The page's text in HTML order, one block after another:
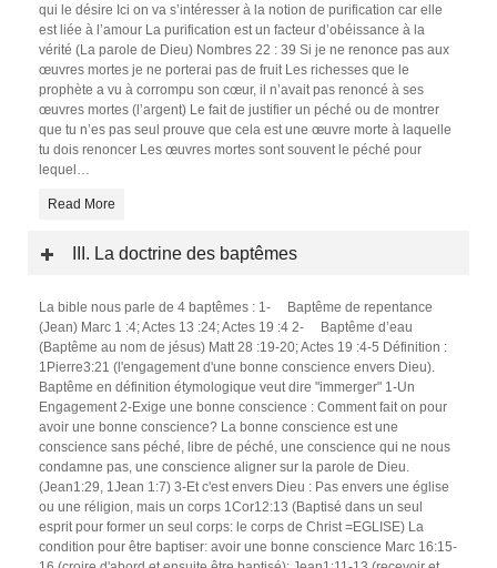
qui le désire Ici on va s’intéresser à la notion de purification car elle
est liée à l’amour La purification est un facteur d’obéissance à la
vérité (La parole de Dieu) Nombres 22 : 39 Si je ne renonce pas aux
œuvres mortes je ne porterai pas de fruit Les richesses que le
prophète a vu à corrompu son cœur, il n’avait pas renoncé à ses
œuvres mortes (l’argent) Le fait de justifier un péché ou de montrer
que tu n’es pas seul prouve que cela est une œuvre morte à laquelle
tu dois renoncer Les œuvres mortes sont souvent le péché pour
lequel…
Read More
III. La doctrine des baptêmes
La bible nous parle de 4 baptêmes : 1- Baptême de repentance
(Jean) Marc 1 :4; Actes 13 :24; Actes 19 :4 2- Baptême d’eau
(Baptême au nom de jésus) Matt 28 :19-20; Actes 19 :4-5 Définition :
1Pierre3:21 (l'engagement d'une bonne conscience envers Dieu).
Baptême en définition étymologique veut dire "immerger" 1-Un
Engagement 2-Exige une bonne conscience : Comment fait on pour
avoir une bonne conscience? La bonne conscience est une
conscience sans péché, libre de péché, une conscience qui ne nous
condamne pas, une conscience aligner sur la parole de Dieu.
(Jean1:29, 1Jean 1:7) 3-Et c'est envers Dieu : Pas envers une église
ou une réligion, mais un corps 1Cor12:13 (Baptisé dans un seul
esprit pour former un seul corps: le corps de Christ =EGLISE) La
condition pour être baptiser: avoir une bonne conscience Marc 16:15-